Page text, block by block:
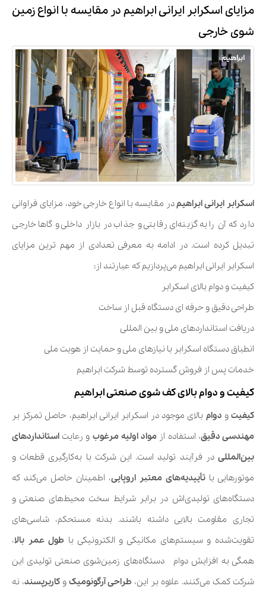
مزایای اسکرابر ایرانی ابراهیم در مقایسه با انواع زمین
شوی خارجی
اسکرابر ایرانی ابراهیمدر مقایسه با انواع خارجی خود، مزایای فراوانی
دارد که آن را به گزینه‌ای رقابتی و جذاب در بازار داخلی و گاها خارجی
تبدیل کرده است. در ادامه به معرفی تعدادی از مهم ترین مزایای
اسکرابر ایرانی ابراهیم می‌پردازیم که عبارتند از:
کیفیت و دوام بالای اسکرابر
طراحی دقیق و حرفه ای دستگاه قبل از ساخت
دریافت استانداردهای ملی و بین المللی
انطباق دستگاه اسکرابر با نیازهای ملی و حمایت از هویت ملی
خدمات پس از فروش گسترده توسط شرکت ابراهیم
کیفیت و دوام بالای کف شوی صنعتی ابراهیم
کیفیتو دوام بالای موجود در اسکرابر ایرانی ابراهیم، حاصل تمرکز بر
مهندسی دقیق، استفاده از مواد اولیه مرغوب و رعایت استانداردهای
بین‌المللی در فرآیند تولید است. این شرکت با به‌کارگیری قطعات و
موتورهایی با تأییدیه‌های معتبر اروپایی، اطمینان حاصل می‌کند که
دستگاه‌های تولیدی‌اش در برابر شرایط سخت محیط‌های صنعتی و
تجاری مقاومت بالایی داشته باشند. بدنه مستحکم، شاسی‌های
تقویت‌شده و سیستم‌های مکانیکی و الکترونیکی با طول عمر بالا،
همگی به افزایش دوام دستگاه‌های زمین‌شوی‌ صنعتی تولیدی این
شرکت کمک می‌کنند. علاوه بر این، طراحی آرگونومیک و کاربرپسند، نه